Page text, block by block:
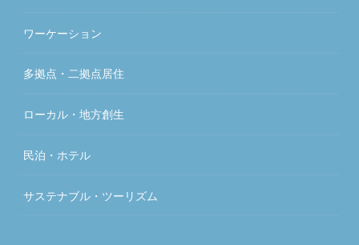
ワーケーション
多拠点・二拠点居住
ローカル・地方創生
民泊・ホテル
サステナブル・ツーリズム